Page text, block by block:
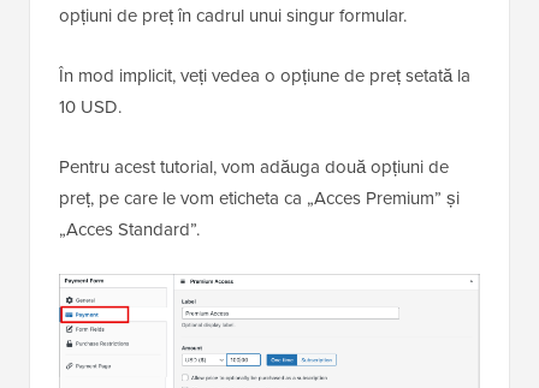
opțiuni de preț în cadrul unui singur formular.
În mod implicit, veți vedea o opțiune de preț setată la
10 USD.
Pentru acest tutorial, vom adăuga două opțiuni de
preț, pe care le vom eticheta ca „Acces Premium” și
„Acces Standard”.